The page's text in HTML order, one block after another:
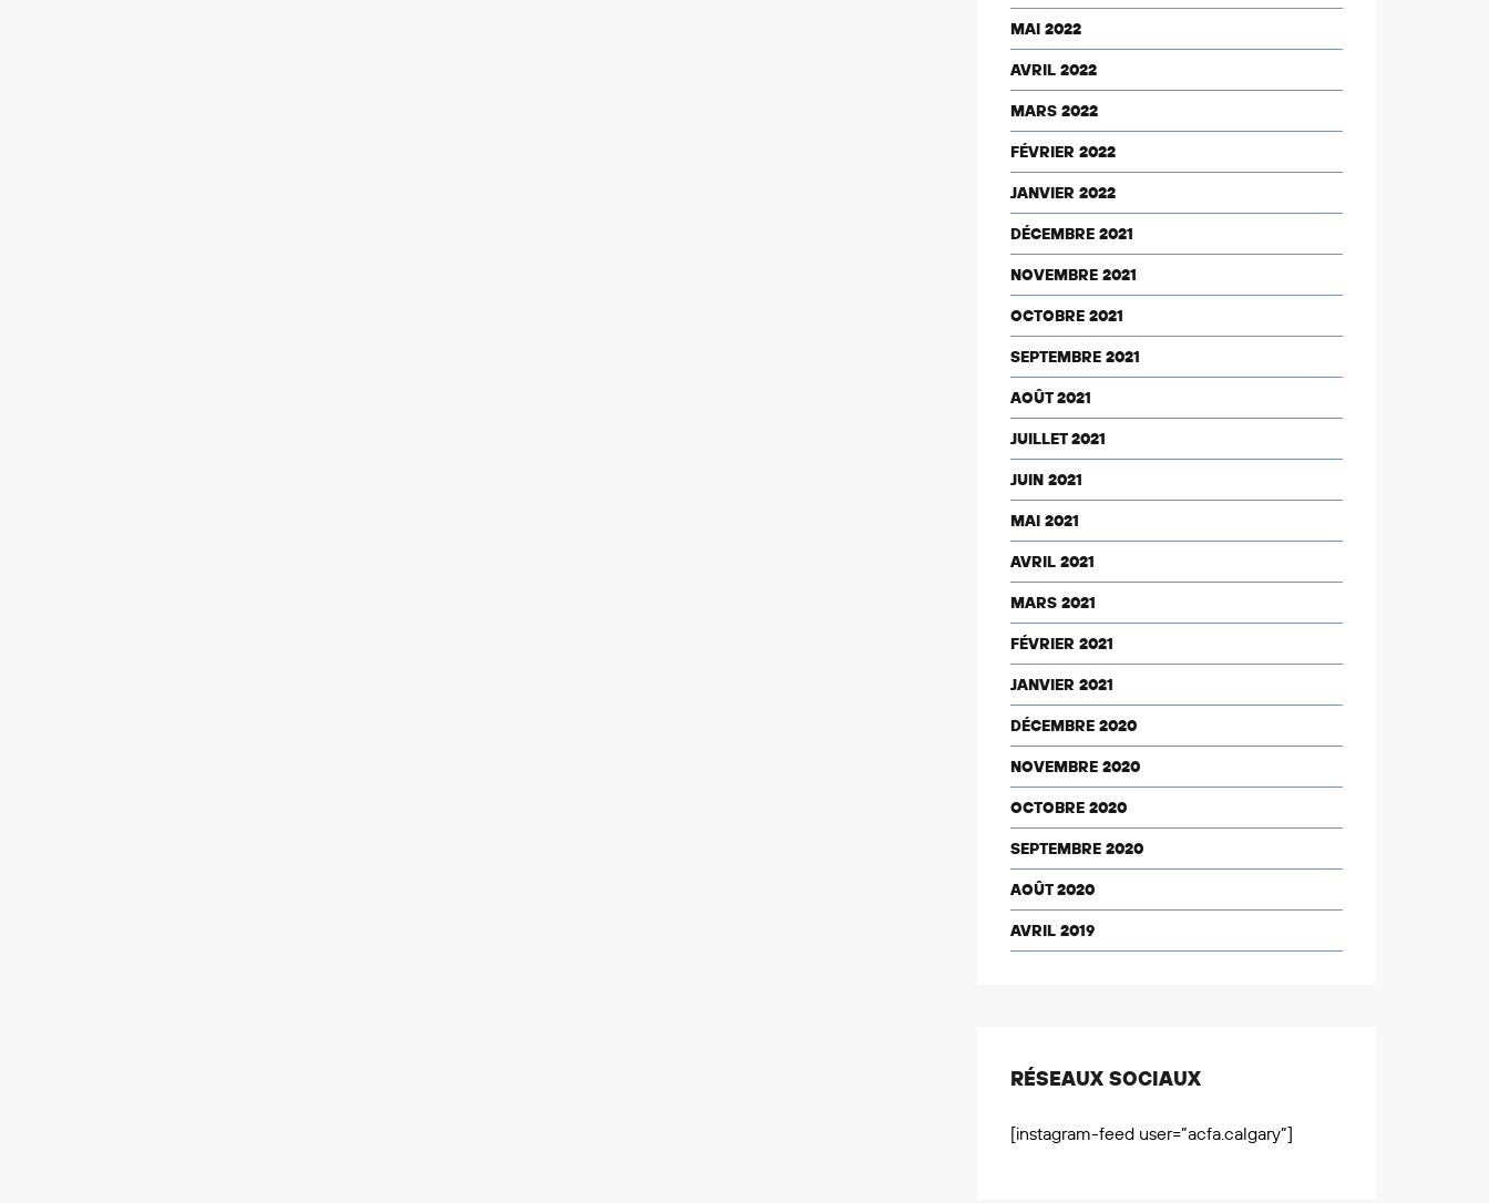
MAI 2022
AVRIL 2022
MARS 2022
FÉVRIER 2022
JANVIER 2022
DÉCEMBRE 2021
NOVEMBRE 2021
OCTOBRE 2021
SEPTEMBRE 2021
AOÛT 2021
JUILLET 2021
JUIN 2021
MAI 2021
AVRIL 2021
MARS 2021
FÉVRIER 2021
JANVIER 2021
DÉCEMBRE 2020
NOVEMBRE 2020
OCTOBRE 2020
SEPTEMBRE 2020
AOÛT 2020
AVRIL 2019
RÉSEAUX SOCIAUX
[instagram-feed user=”acfa.calgary”]